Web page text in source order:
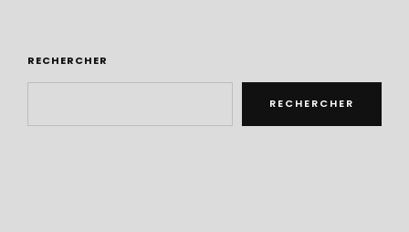
RECHERCHER
RECHERCHER